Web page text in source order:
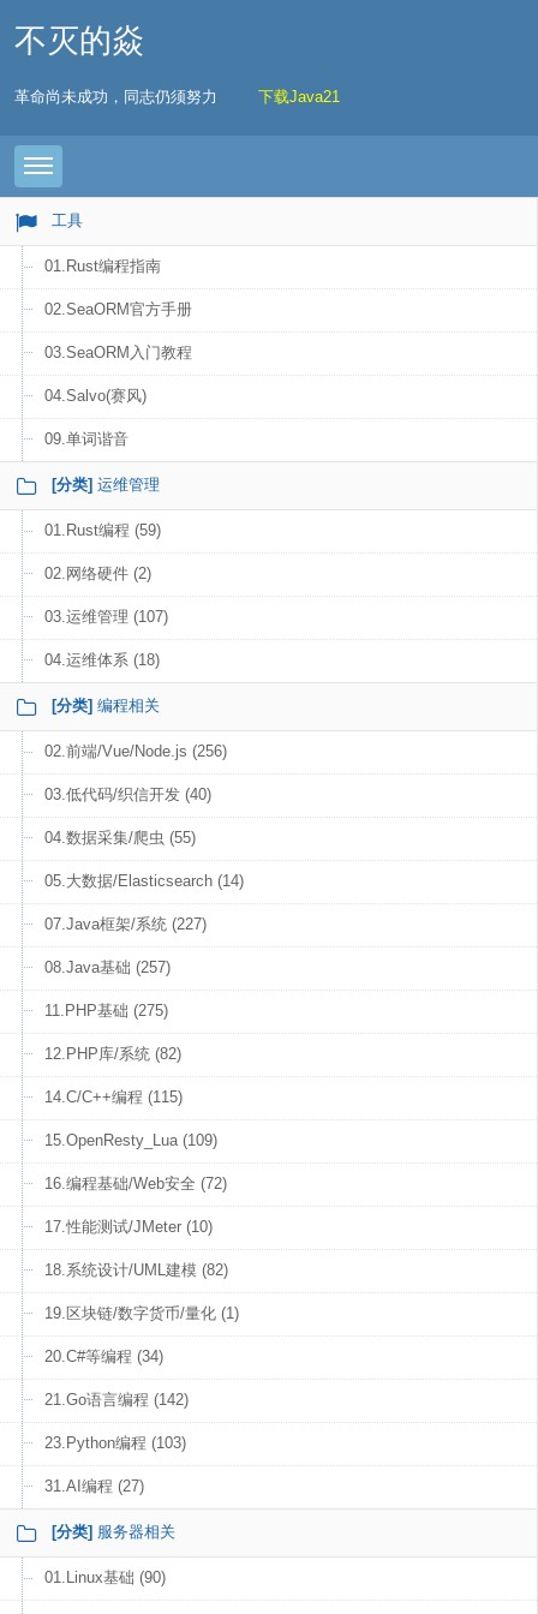
不灭的焱
革命尚未成功，同志仍须努力 下载Java21
Toggle navigation
工具
01.Rust编程指南
02.SeaORM官方手册
03.SeaORM入门教程
04.Salvo(赛风)
09.单词谐音
[分类] 运维管理
01.Rust编程 (59)
02.网络硬件 (2)
03.运维管理 (107)
04.运维体系 (18)
[分类] 编程相关
02.前端/Vue/Node.js (256)
03.低代码/织信开发 (40)
04.数据采集/爬虫 (55)
05.大数据/Elasticsearch (14)
07.Java框架/系统 (227)
08.Java基础 (257)
11.PHP基础 (275)
12.PHP库/系统 (82)
14.C/C++编程 (115)
15.OpenResty_Lua (109)
16.编程基础/Web安全 (72)
17.性能测试/JMeter (10)
18.系统设计/UML建模 (82)
19.区块链/数字货币/量化 (1)
20.C#等编程 (34)
21.Go语言编程 (142)
23.Python编程 (103)
31.AI编程 (27)
[分类] 服务器相关
01.Linux基础 (90)